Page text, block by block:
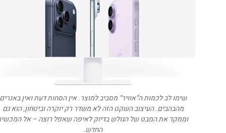
שימו לב לכמות ה”אוויר” מסביב למוצר. אין הסחות דעת ואין
מהבהבים. העיצוב השקט הזה לא משדר רק יוקרה וביטחון, הוא גם
וממקד את המבט של הגולש בדיוק לאיפה שאפל רוצה – אל
החדש.